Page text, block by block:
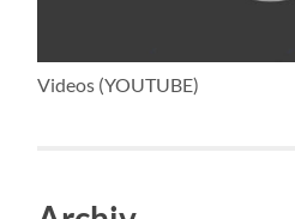
Videos (YOUTUBE)